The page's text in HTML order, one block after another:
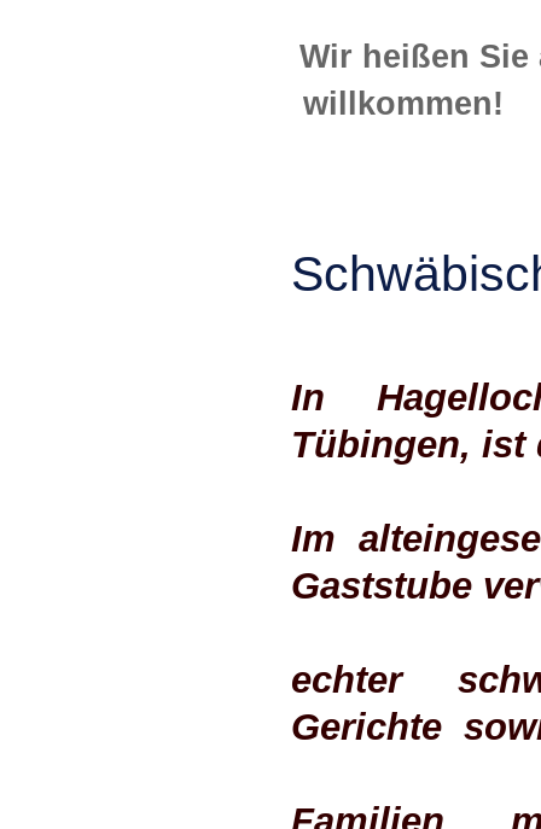
Wir heißen
In
Tübingen, ist
Im
Gaststube
echter
Gerichte